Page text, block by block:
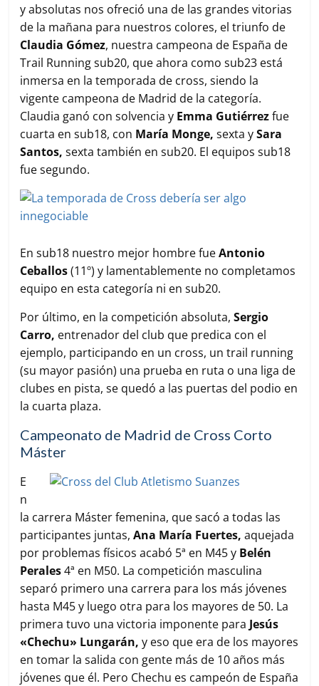
y absolutas nos ofreció una de las grandes vitorias
de la mañana para nuestros colores, el triunfo de
Claudia Gómez, nuestra campeona de España de
Trail Running sub20, que ahora como sub23 está
inmersa en la temporada de cross, siendo la
vigente campeona de Madrid de la categoría.
Claudia ganó con solvencia y Emma Gutiérrezfue
cuarta en sub18, con María Monge,sexta ySara
Santos,sexta también en sub20. El equipos sub18
fue segundo.
En sub18 nuestro mejor hombre fueAntonio
Ceballos(11º) y lamentablemente no completamos
equipo en esta categoría ni en sub20.
Por último, en la competición absoluta,Sergio
Carro, entrenador del club que predica con el
ejemplo, participando en un cross, un trail running
(su mayor pasión) una prueba en ruta o una liga de
clubes en pista, se quedó a las puertas del podio en
la cuarta plaza.
Campeonato de Madrid de Cross Corto
Máster
E
n
la carrera Máster femenina, que sacó a todas las
participantes juntas,Ana María Fuertes,aquejada
por problemas físicos acabó 5ª en M45 y Belén
Perales4ª en M50. La competición masculina
separó primero una carrera para los más jóvenes
hasta M45 y luego otra para los mayores de 50. La
primera tuvo una victoria imponente para Jesús
«Chechu» Lungarán,y eso que era de los mayores
en tomar la salida con gente más de 10 años más
jóvenes que él. Pero Chechu es campeón de España